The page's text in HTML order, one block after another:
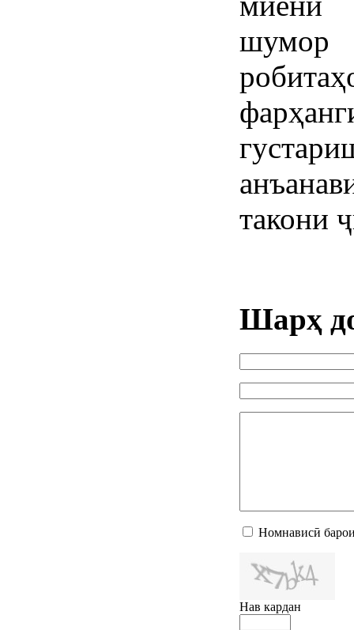
такони
Шарҳ
Номнависӣ
Нав кардан